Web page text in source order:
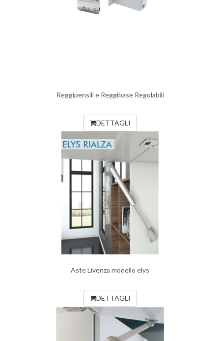
Reggipensili e Reggibase Regolabili
DETTAGLI
Aste Livenza modello elys
DETTAGLI